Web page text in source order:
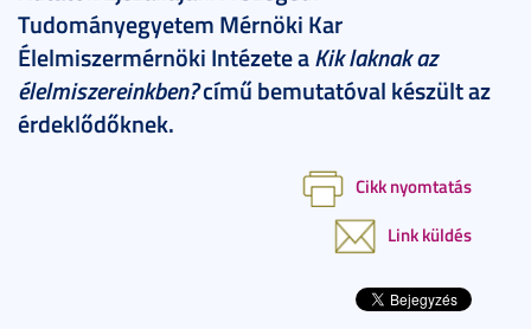
Tudományegyetem Mérnöki Kar
Élelmiszermérnöki Intézete aKik laknak az
élelmiszereinkben?című bemutatóval készült az
érdeklődőknek.
Cikk nyomtatás
Link küldés